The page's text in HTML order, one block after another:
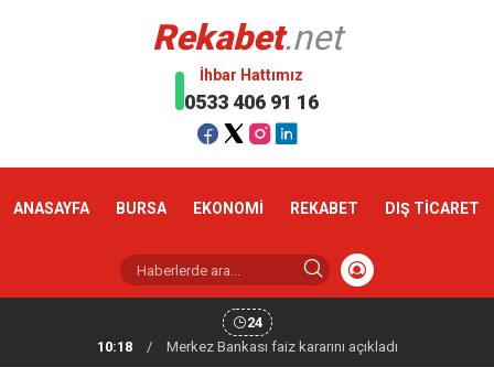
Rekabet.net
İhbar Hattımız
0533 406 91 16
ANASAYFA BURSA EKONOMİ REKABET DIŞ TİCARET
24
10:18
/ Altın haftaya yükselişle başladı